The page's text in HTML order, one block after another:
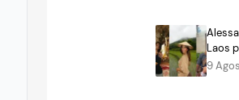
Laos
9